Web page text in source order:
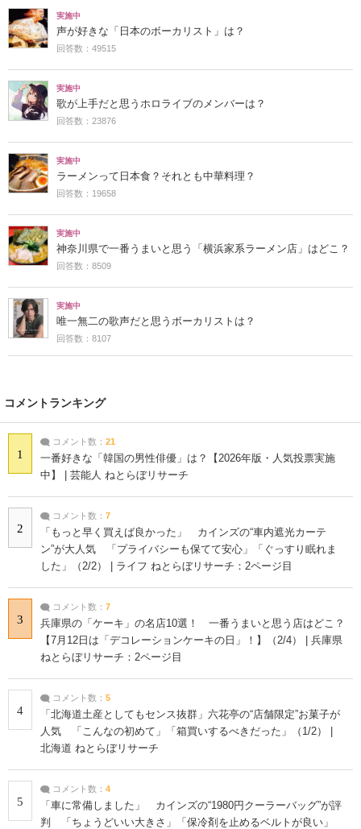
実施中
声が好きな「日本のボーカリスト」は？
回答数：49515
実施中
歌が上手だと思うホロライブのメンバーは？
回答数：23876
実施中
ラーメンって日本食？それとも中華料理？
回答数：19658
実施中
神奈川県で一番うまいと思う「横浜家系ラーメン店」はどこ？
回答数：8509
実施中
唯一無二の歌声だと思うボーカリストは？
回答数：8107
コメントランキング
1
コメント数： 21
一番好きな「韓国の男性俳優」は？【2026年版・人気投票実施
中】 | 芸能人 ねとらぼリサーチ
2
コメント数： 7
「もっと早く買えば良かった」 カインズの“車内遮光カーテ
ン”が大人気 「プライバシーも保てて安心」「ぐっすり眠れま
した」（2/2） | ライフ ねとらぼリサーチ：2ページ目
3
コメント数： 7
兵庫県の「ケーキ」の名店10選！ 一番うまいと思う店はどこ？
【7月12日は「デコレーションケーキの日」！】（2/4） | 兵庫県
ねとらぼリサーチ：2ページ目
4
コメント数： 5
「北海道土産としてもセンス抜群」六花亭の“店舗限定”お菓子が
人気 「こんなの初めて」「箱買いするべきだった」（1/2） |
北海道 ねとらぼリサーチ
5
コメント数： 4
「車に常備しました」 カインズの“1980円クーラーバッグ”が評
判 「ちょうどいい大きさ」「保冷剤を止めるベルトが良い」